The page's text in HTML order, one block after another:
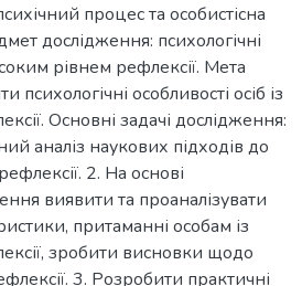
процес та особистісна
дослідження: психологічні
рівнем рефлексії. Мета
психологічні особливості осіб із
Основні задачі дослідження:
аналіз наукових підходів до
2. На основі
виявити та проаналізувати
притаманні особам із
зробити висновки щодо
3. Розробити практичні